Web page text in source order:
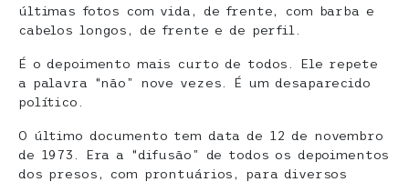
últimas fotos com vida, de frente, com barba e
cabelos longos, de frente e de perfil.
É o depoimento mais curto de todos. Ele repete
a palavra “não” nove vezes. É um desaparecido
político.
O último documento tem data de 12 de novembro
de 1973. Era a “difusão” de todos os depoimentos
dos presos, com prontuários, para diversos